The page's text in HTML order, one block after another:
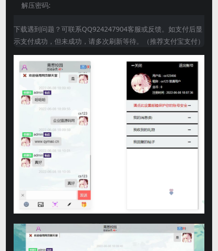
解压密码:
下载遇到问题？可联系QQ924247904客服或反馈。如支付后显
示支付成功，但未成功，请多次刷新等待。（推荐支付宝支付）